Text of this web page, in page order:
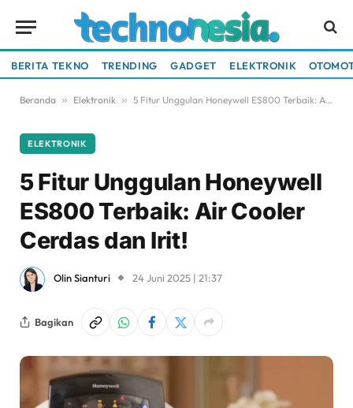
BERITA TEKNO TRENDING GADGET ELEKTRONIK
Beranda » Elektronik » 5 Fitur Unggulan Honeywell ES800 Terbaik: Air Cooler Cerdas dan Irit!
ELEKTRONIK
5 Fitur Unggulan Honeywell
ES800 Terbaik: Air Cooler
Cerdas dan Irit!
Olin Sianturi 24 Juni 2025 | 21:37
Bagikan